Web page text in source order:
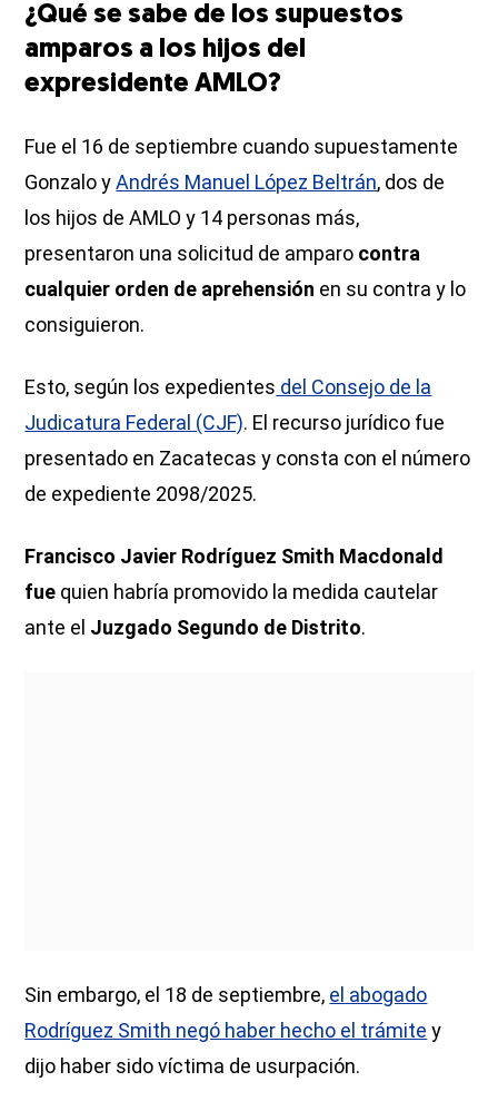
¿Qué se sabe de los supuestos
amparos a los hijos del
expresidente AMLO?
Fue el 16 de septiembre cuando supuestamente
Gonzalo yAndrés Manuel López Beltrán, dos de
los hijos de AMLO y 14 personas más,
presentaron una solicitud de amparo contra
cualquier orden de aprehensión en su contra y lo
consiguieron.
Esto, según los expedientes del Consejo de la
Judicatura Federal (CJF). El recurso jurídico fue
presentado en Zacatecas y consta con el número
de expediente 2098/2025.
Francisco Javier Rodríguez Smith Macdonald
fue quien habría promovido la medida cautelar
ante el Juzgado Segundo de Distrito.
Sin embargo, el 18 de septiembre, el abogado
Rodríguez Smith negó haber hecho el trámite y
dijo haber sido víctima de usurpación.